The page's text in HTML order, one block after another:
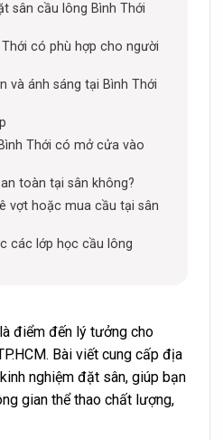
sân cầu lông Bình Thới
có phù hợp cho người
và ánh sáng tại Bình Thới
Thới có mở cửa vào
toàn tại sân không?
vợt hoặc mua cầu tại sân
các lớp học cầu lông
là điểm đến lý tưởng cho
Bài viết cung cấp địa
nghiệm đặt sân, giúp bạn
gian thể thao chất lượng,